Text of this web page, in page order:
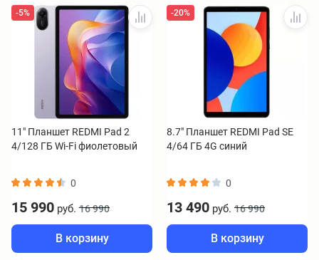
-5%
11" Планшет REDMI Pad 2
4/128 ГБ Wi-Fi фиолетовый
0
15 990 руб. 16 990
В корзину
-20%
8.7" Планшет REDMI Pad SE
4/64 ГБ 4G синий
0
13 490 руб. 16 990
В корзину